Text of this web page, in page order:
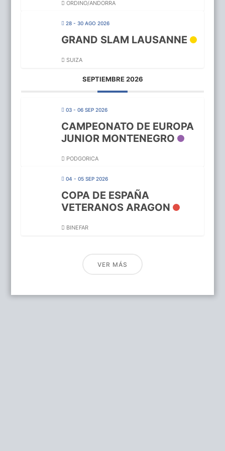
ORDINO/ANDORRA
28 - 30 AGO 2026
GRAND SLAM LAUSANNE
SUIZA
SEPTIEMBRE 2026
03 - 06 SEP 2026
CAMPEONATO DE EUROPA
JUNIOR MONTENEGRO
PODGORICA
04 - 05 SEP 2026
COPA DE ESPAÑA
VETERANOS ARAGON
BINEFAR
VER MÁS